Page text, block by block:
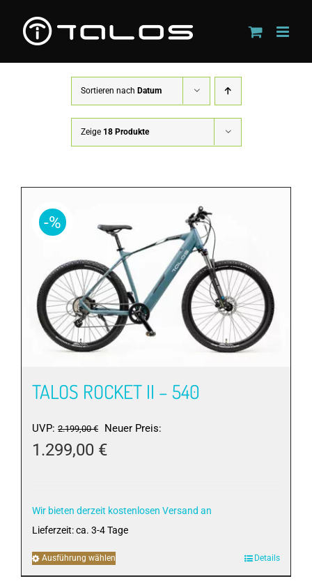
Inhalt
springen
Sortieren nach Datum
Zeige 18 Produkte
-%
TALOS ROCKET II – 540
UVP: 2.199,00€
Ursprünglicher
Preis
Neuer Preis:
1.299,00 €
ist:
Wir bieten derzeit kostenlosen Versand an
Lieferzeit:ca. 3-4 Tage
Ausführung wählen
Produkt
Details